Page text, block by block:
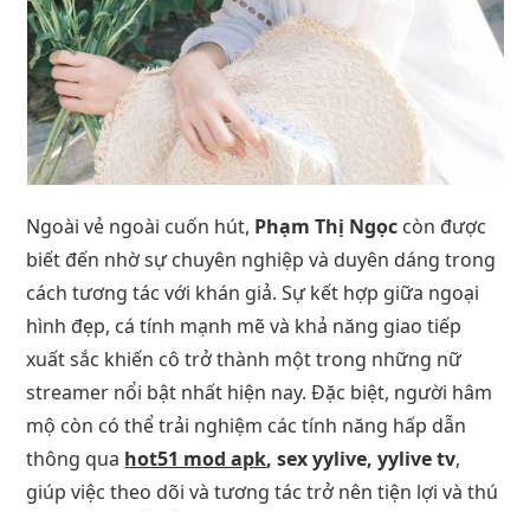
Ngoài vẻ ngoài cuốn hút, Phạm Thị Ngọc còn được
biết đến nhờ sự chuyên nghiệp và duyên dáng trong
cách tương tác với khán giả. Sự kết hợp giữa ngoại
hình đẹp, cá tính mạnh mẽ và khả năng giao tiếp
xuất sắc khiến cô trở thành một trong những nữ
streamer nổi bật nhất hiện nay. Đặc biệt, người hâm
mộ còn có thể trải nghiệm các tính năng hấp dẫn
thông qua hot51 mod apk, sex yylive, yylive tv,
giúp việc theo dõi và tương tác trở nên tiện lợi và thú